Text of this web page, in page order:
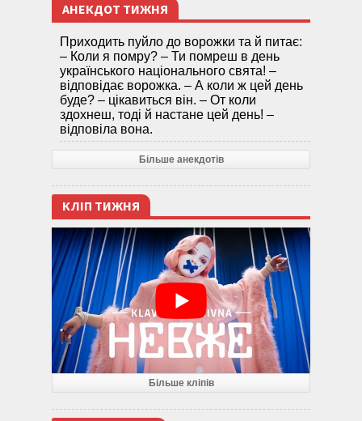
АНЕКДОТ ТИЖНЯ
Приходить пуйло до ворожки та й питає:
– Коли я помру? – Ти помреш в день
українського національного свята! –
відповідає ворожка. – А коли ж цей день
буде? – цікавиться він. – От коли
здохнеш, тоді й настане цей день! –
відповіла вона.
Більше анекдотів
КЛІП ТИЖНЯ
Більше кліпів